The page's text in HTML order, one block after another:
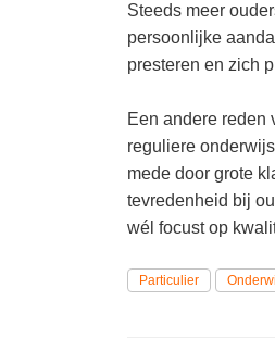
Steeds meer
persoonlijke
presteren en zich
Een andere reden
reguliere
mede door grote
tevredenheid bij
wél focust op
Particulier